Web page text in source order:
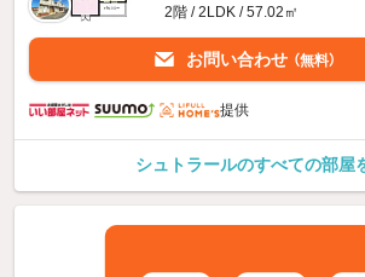
2階 / 2LDK / 57.02㎡
お問い合わせ （無料）
提供
シュトラールのすべての部屋